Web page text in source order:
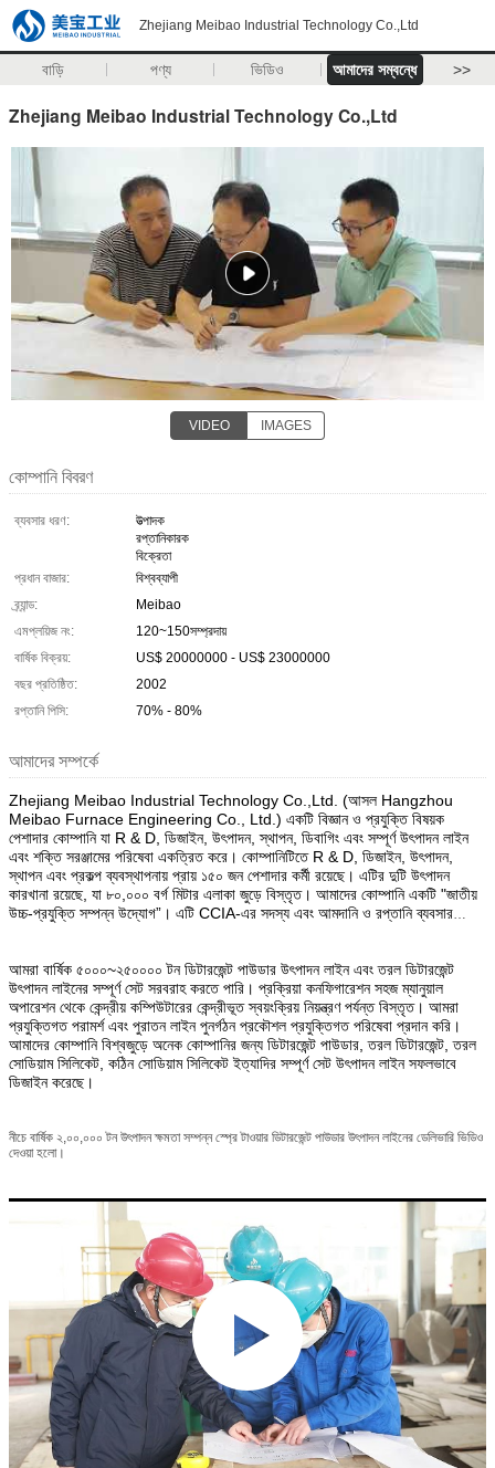
Zhejiang Meibao Industrial Technology Co.,Ltd
বাড়ি পণ্য ভিডিও আমাদের সম্বন্ধে >>
Zhejiang Meibao Industrial Technology Co.,Ltd
VIDEO IMAGES
কোম্পানি বিবরণ
ব্যবসার ধরণ:
উত্পাদক
রপ্তানিকারক
বিক্রেতা
প্রধান বাজার:
বিশ্বব্যাপী
ব্র্যান্ড:
Meibao
এমপ্লয়িজ নং:
120~150সম্প্রদায়
বার্ষিক বিক্রয়:
US$ 20000000 - US$ 23000000
বছর প্রতিষ্ঠিত:
2002
রপ্তানি পিসি:
70% - 80%
আমাদের সম্পর্কে
Zhejiang Meibao Industrial Technology Co.,Ltd. (আসল Hangzhou
Meibao Furnace Engineering Co., Ltd.) একটি বিজ্ঞান ও প্রযুক্তি বিষয়ক
পেশাদার কোম্পানি যা R & D, ডিজাইন, উৎপাদন, স্থাপন, ডিবাগিং এবং সম্পূর্ণ উৎপাদন লাইন
এবং শক্তি সরঞ্জামের পরিষেবা একত্রিত করে। কোম্পানিটিতে R & D, ডিজাইন, উৎপাদন,
স্থাপন এবং প্রকল্প ব্যবস্থাপনায় প্রায় ১৫০ জন পেশাদার কর্মী রয়েছে। এটির দুটি উৎপাদন
কারখানা রয়েছে, যা ৮০,০০০ বর্গ মিটার এলাকা জুড়ে বিস্তৃত। আমাদের কোম্পানি একটি "জাতীয়
উচ্চ-প্রযুক্তি সম্পন্ন উদ্যোগ”। এটি CCIA-এর সদস্য এবং আমদানি ও রপ্তানি ব্যবসার
মানের ব্যবস্থাপনা সিস্টেমের সার্টিফিকেশন পেয়েছি। কোম্পানির অনেক প্রযুক্তি এবং সরঞ্জাম
জাতীয় উদ্ভাবন এবং ইউটিলিটি মডেল পেটেন্টের জন্য আবেদন করেছে।
আমরা বার্ষিক ৫০০০~২৫০০০০ টন ডিটারজেন্ট পাউডার উৎপাদন লাইন এবং তরল ডিটারজেন্ট
উৎপাদন লাইনের সম্পূর্ণ সেট সরবরাহ করতে পারি। প্রক্রিয়া কনফিগারেশন সহজ ম্যানুয়াল
অপারেশন থেকে কেন্দ্রীয় কম্পিউটারের কেন্দ্রীভূত স্বয়ংক্রিয় নিয়ন্ত্রণ পর্যন্ত বিস্তৃত। আমরা
প্রযুক্তিগত পরামর্শ এবং পুরাতন লাইন পুনর্গঠন প্রকৌশল প্রযুক্তিগত পরিষেবা প্রদান করি।
আমাদের কোম্পানি বিশ্বজুড়ে অনেক কোম্পানির জন্য ডিটারজেন্ট পাউডার, তরল ডিটারজেন্ট, তরল
সোডিয়াম সিলিকেট, কঠিন সোডিয়াম সিলিকেট ইত্যাদির সম্পূর্ণ সেট উৎপাদন লাইন সফলভাবে
ডিজাইন করেছে।
নীচে বার্ষিক ২,০০,০০০ টন উৎপাদন ক্ষমতা সম্পন্ন স্প্রে টাওয়ার ডিটারজেন্ট পাউডার উৎপাদন লাইনের ডেলিভারি ভিডিও
দেওয়া হলো।